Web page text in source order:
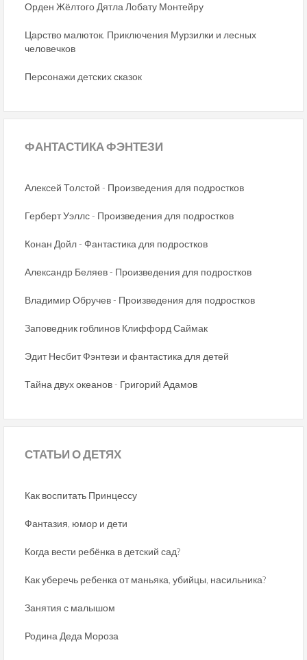
Орден Жёлтого Дятла Лобату Монтейру
Царство малюток. Приключения Мурзилки и лесных
человечков
Персонажи детских сказок
ФАНТАСТИКАФЭНТЕЗИ
Алексей Толстой - Произведения для подростков
Герберт Уэллс - Произведения для подростков
Конан Дойл - Фантастика для подростков
Александр Беляев - Произведения для подростков
Владимир Обручев - Произведения для подростков
Заповедник гоблинов Клиффорд Саймак
Эдит Несбит Фэнтези и фантастика для детей
Тайна двух океанов - Григорий Адамов
СТАТЬИО ДЕТЯХ
Как воспитать Принцессу
Фантазия, юмор и дети
Когда вести ребёнка в детский сад?
Как уберечь ребенка от маньяка, убийцы, насильника?
Занятия с малышом
Родина Деда Мороза